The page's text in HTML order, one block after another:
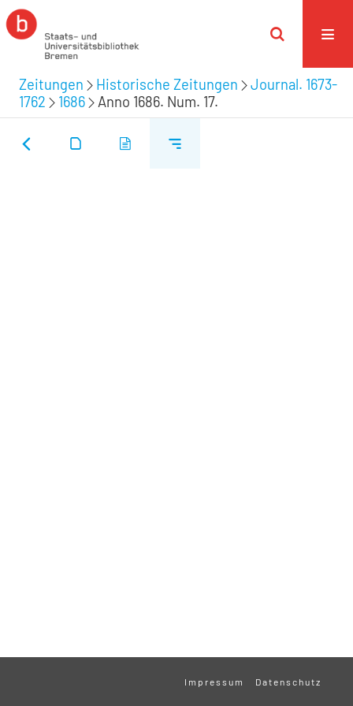
Zeitungen Historische Zeitungen
Journal. 1673-
1762
1686 Anno 1686. Num. 17.
Impressum Datenschutz